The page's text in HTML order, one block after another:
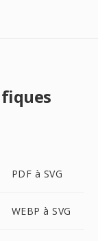
PDF à SVG
WEBP à SVG